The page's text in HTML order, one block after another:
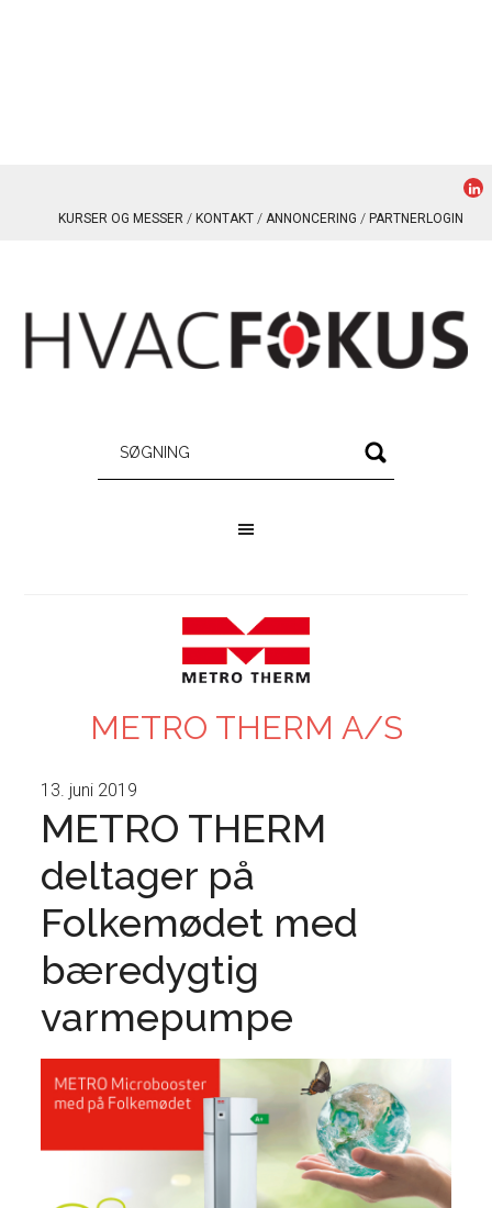
KURSER OG MESSER KONTAKT ANNONCERING PARTNERLOGIN
METRO THERM A/S
13. juni 2019
METRO THERM
deltager på
Folkemødet med
bæredygtig
varmepumpe